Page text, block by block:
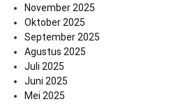
November 2025
Oktober 2025
September 2025
Agustus 2025
Juli 2025
Juni 2025
Mei 2025